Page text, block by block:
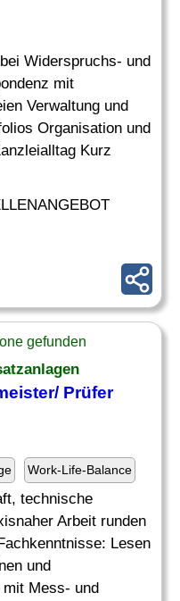
Widerspruchs- und
mit
Verwaltung und
Organisation und
Kurz
gefunden
Prüfer
Work-Life-Balance
technische
Arbeit runden
Lesen
und
mit Mess- und